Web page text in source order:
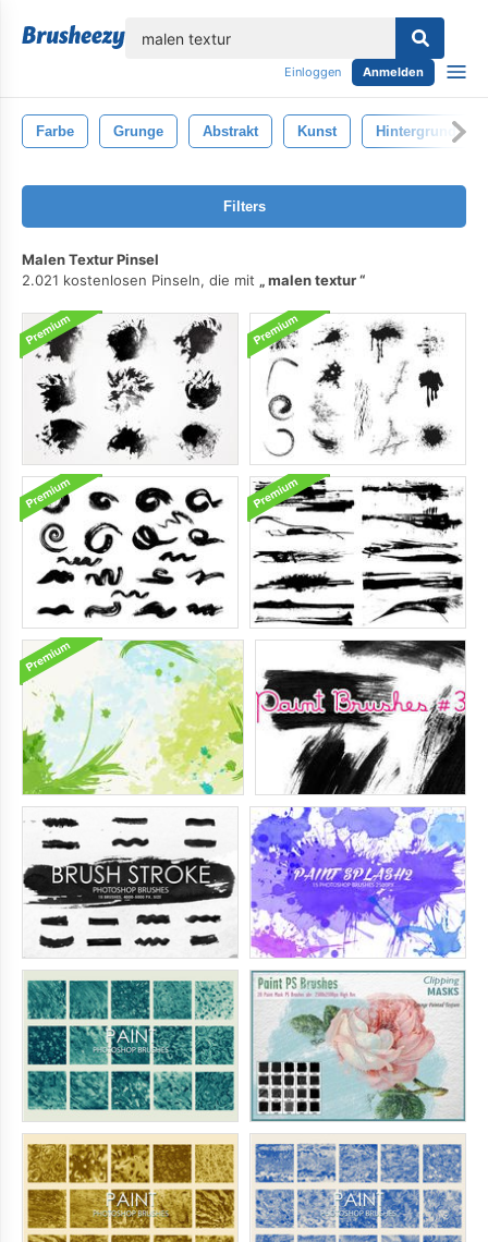
Einloggen Anmelden
Farbe Grunge Abstrakt Kunst Hintergrund
Filters
Malen Textur Pinsel
2.021 kostenlosen Pinseln, die mit
malen textur